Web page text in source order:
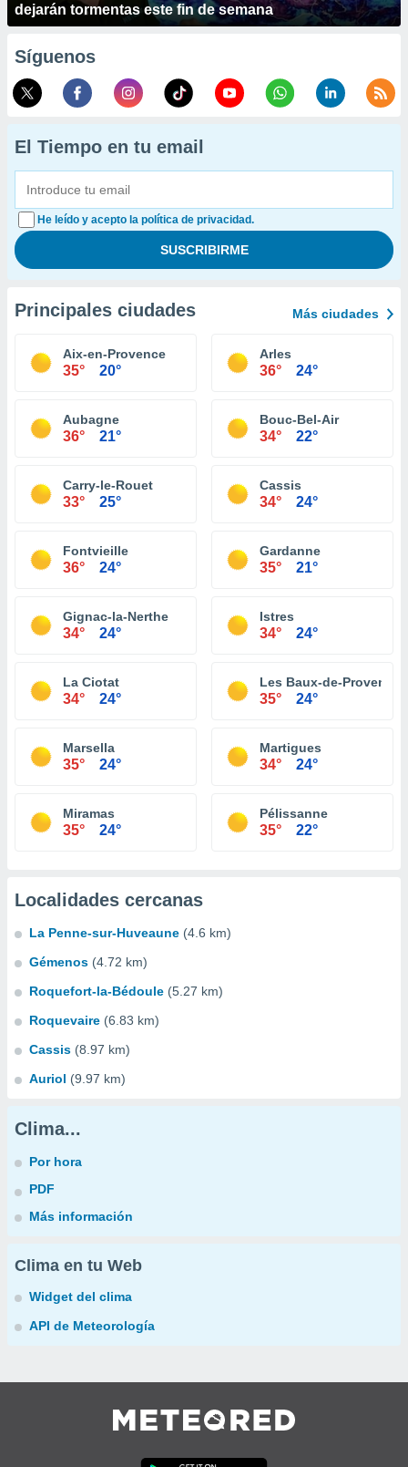
dejarán tormentas este fin de semana
Síguenos
El Tiempo en tu email
He leído y acepto la política de privacidad.
Principales ciudades Más ciudades
Aix-en-Provence
35° 20°
Arles
36° 24°
Aubagne
36° 21°
Bouc-Bel-Air
34° 22°
Carry-le-Rouet
33° 25°
Cassis
34° 24°
Fontvieille
36° 24°
Gardanne
35° 21°
Gignac-la-Nerthe
34° 24°
Istres
34° 24°
La Ciotat
34° 24°
Les Baux-de-Provence
35° 24°
Marsella
35° 24°
Martigues
34° 24°
Miramas
35° 24°
Pélissanne
35° 22°
Localidades cercanas
La Penne-sur-Huveaune (4.6 km)
Gémenos (4.72 km)
Roquefort-la-Bédoule (5.27 km)
Roquevaire (6.83 km)
Cassis (8.97 km)
Auriol (9.97 km)
Clima...
Por hora
PDF
Más información
Clima en tu Web
Widget del clima
API de Meteorología